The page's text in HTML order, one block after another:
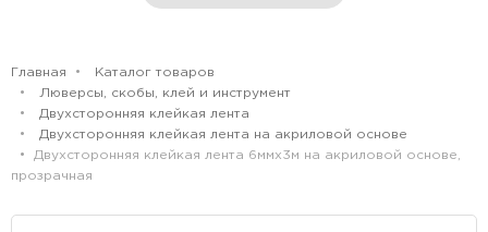
Главная
Каталог товаров
Люверсы, скобы, клей и инструмент
Двухсторонняя клейкая лента
Двухсторонняя клейкая лента на акриловой основе
Двухсторонняя клейкая лента 6ммх3м на акриловой основе,
прозрачная